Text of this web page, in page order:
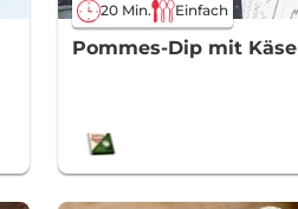
20 Min. Einfach
Pommes-Dip mit Käse